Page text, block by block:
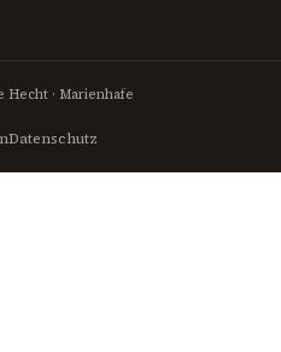
Hecht · Marienhafe
Datenschutz